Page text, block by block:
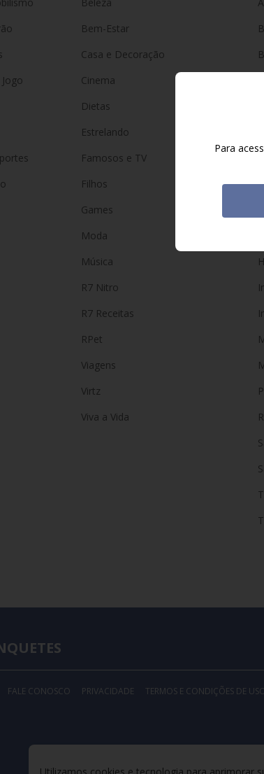
Bem-Estar
Casa e Decoração
Cinema
Dietas
Estrelando
Famosos e TV
Filhos
Games
Moda
Música
R7 Nitro
R7 Receitas
RPet
Viagens
Virtz
Viva a Vida
FALE CONOSCO PRIVACIDADE TERMOS E CONDIÇÕES DE
Para
Utilizamos cookies e tecnologia para aprimorar